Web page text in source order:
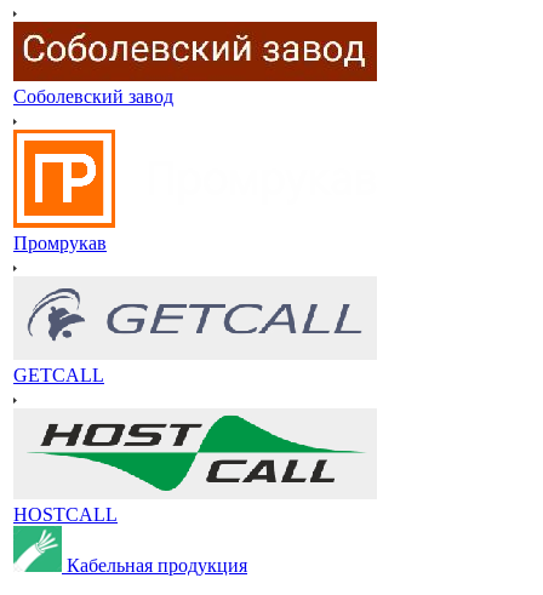
Соболевский завод
Промрукав
GETCALL
HOSTCALL
Кабельная продукция